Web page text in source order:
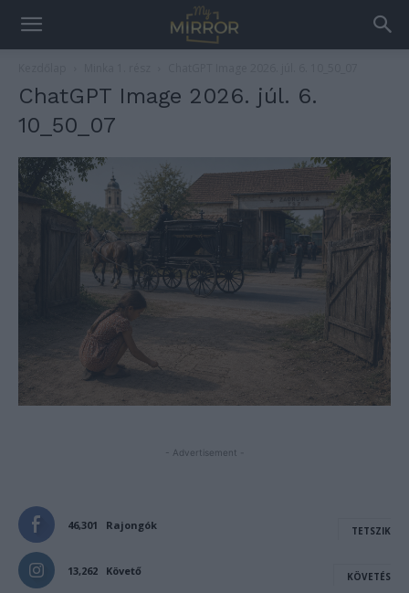
ChatGPT Image 2026. júl. 6.
10_50_07
- Advertisement -
46,301 Rajongók TETSZIK
13,262 Követő KÖVETÉS